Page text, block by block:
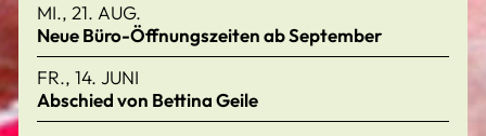
MI., 21. AUG.
Neue Büro-Öffnungszeiten ab September
FR., 14. JUNI
Abschied von Bettina Geile